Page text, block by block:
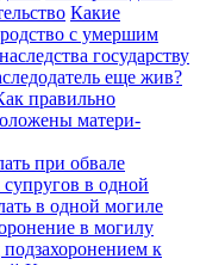
Какие
с умершим
государству
еще жив?
правильно
матери-
при обвале
в одной
в одной могиле
в могилу
к